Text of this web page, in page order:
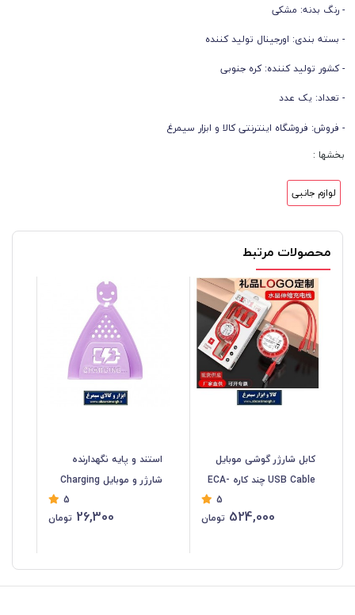
- رنگ بدنه: مشکی
- بسته بندی: اورجینال تولید کننده
- کشور تولید کننده: کره جنوبی
- تعداد: یک عدد
- فروش: فروشگاه اینترنتی کالا و ابزار سیمرغ
بخشها :
لوازم جانبی
محصولات مرتبط
کابل شارژر گوشی موبایل
USB Cable چند کاره ECA-
5
524,000 تومان
استند و پایه نگهدارنده
شارژر و موبایل Charging
5
26,300 تومان